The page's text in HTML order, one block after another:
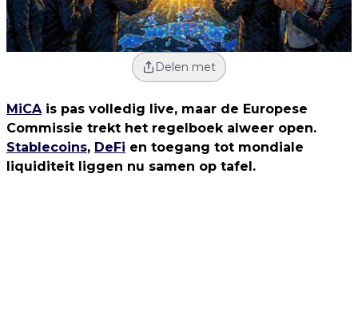
Delen met
MiCAis pas volledig live, maar de Europese
Commissie trekt het regelboek alweer open.
Stablecoins, DeFi en toegang tot mondiale
liquiditeit liggen nu samen op tafel.